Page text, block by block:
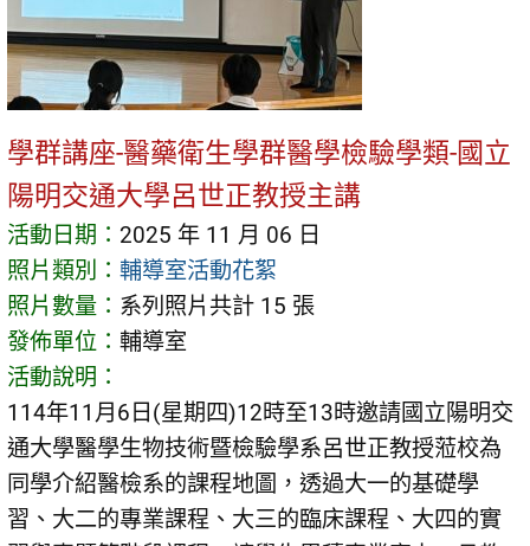
學群講座-醫藥衛生學群醫學檢驗學類-國立
陽明交通大學呂世正教授主講
活動日期： 2025 年 11 月 06 日
照片類別： 輔導室活動花絮
照片數量： 系列照片共計 15 張
發佈單位： 輔導室
活動說明：
114年11月6日(星期四)12時至13時邀請國立陽明交
通大學醫學生物技術暨檢驗學系呂世正教授蒞校為
同學介紹醫檢系的課程地圖，透過大一的基礎學
習、大二的專業課程、大三的臨床課程、大四的實